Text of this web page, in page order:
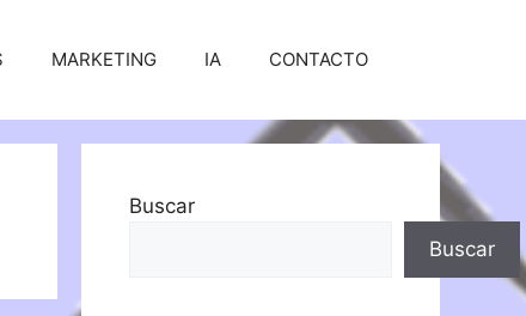
MARKETING IA CONTACTO
Buscar
Buscar